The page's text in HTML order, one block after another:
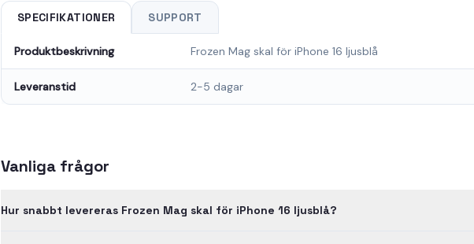
SPECIFIKATIONER SUPPORT
Produktbeskrivning Frozen Mag skal för iPhone 16 ljusblå
Leveranstid 2-5 dagar
Vanliga frågor
Hur snabbt levereras Frozen Mag skal för iPhone 16 ljusblå?